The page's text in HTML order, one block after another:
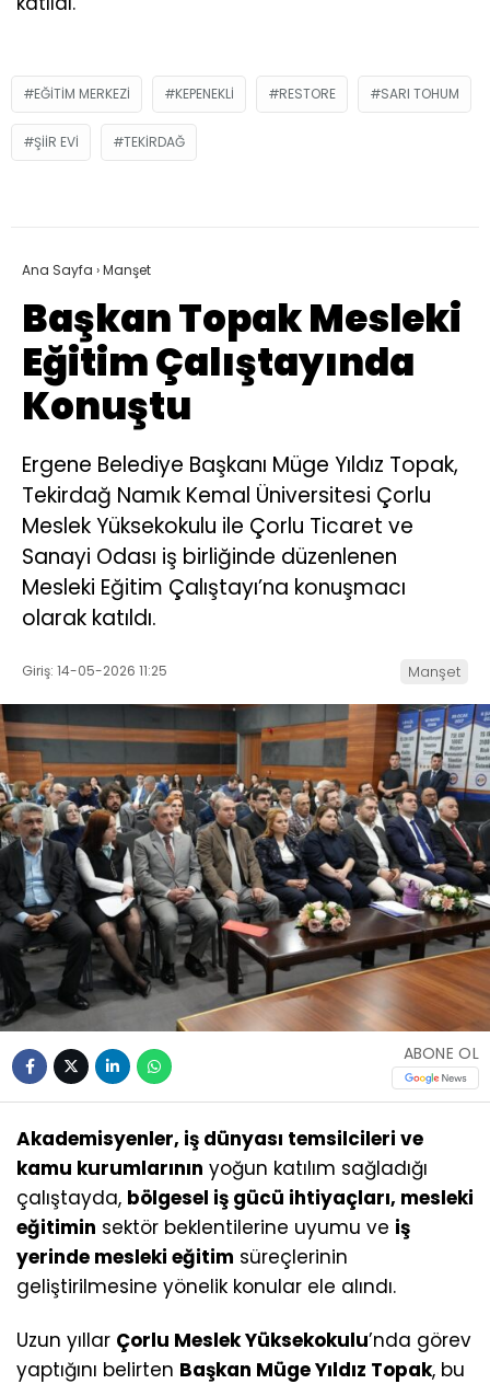
EĞITIM MERKEZI KEPENEKLI RESTORE SARI TOHUM
ŞIIR EVI TEKIRDAĞ
Ana Sayfa ›Manşet
Başkan Topak Mesleki
Eğitim Çalıştayında
Konuştu
Ergene Belediye Başkanı Müge Yıldız Topak,
Tekirdağ Namık Kemal Üniversitesi Çorlu
Meslek Yüksekokulu ile Çorlu Ticaret ve
Sanayi Odası iş birliğinde düzenlenen
Mesleki Eğitim Çalıştayı’na konuşmacı
olarak katıldı.
Giriş: 14-05-2026 11:25 Manşet
ABONE OL
Akademisyenler, iş dünyası temsilcileri ve
kamu kurumlarının yoğun katılım sağladığı
çalıştayda, bölgesel iş gücü ihtiyaçları, mesleki
eğitimin sektör beklentilerine uyumu ve iş
yerinde mesleki eğitim süreçlerinin
geliştirilmesine yönelik konular ele alındı.
Uzun yıllar Çorlu Meslek Yüksekokulu’nda görev
yaptığını belirten Başkan Müge Yıldız Topak, bu